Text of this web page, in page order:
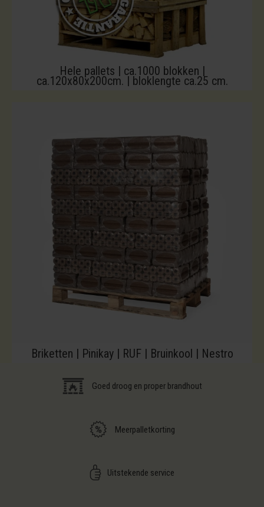
Hele pallets | ca.1000 blokken |
ca.120x80x200cm. | bloklengte ca.25 cm.
Briketten | Pinikay | RUF | Bruinkool | Nestro
Goed droog en proper brandhout
Meerpalletkorting
Uitstekende service